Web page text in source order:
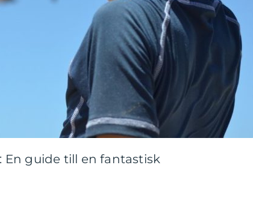
En guide till en fantastisk